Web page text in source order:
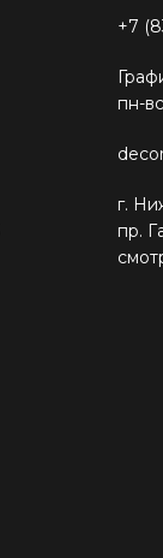
+7
пн-
г.
пр.